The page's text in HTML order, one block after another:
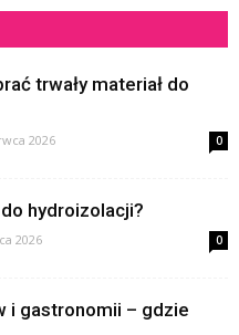
trwały materiał do
2026 0
hydroizolacji?
2026 0
i gastronomii – gdzie